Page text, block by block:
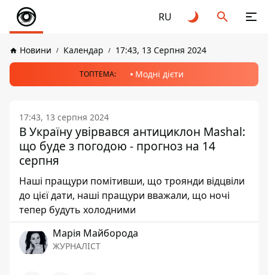
RU
Новини Календар 17:43, 13 Серпня 2024
ТОПТЕМА: Модні дієти
17:43, 13 серпня 2024
В Україну увірвався антициклон Mashal:
що буде з погодою - прогноз на 14
серпня
Наші пращури помітивши, що троянди відцвіли
до цієї дати, наші пращури вважали, що ночі
тепер будуть холодними
Марія Майборода
ЖУРНАЛІСТ